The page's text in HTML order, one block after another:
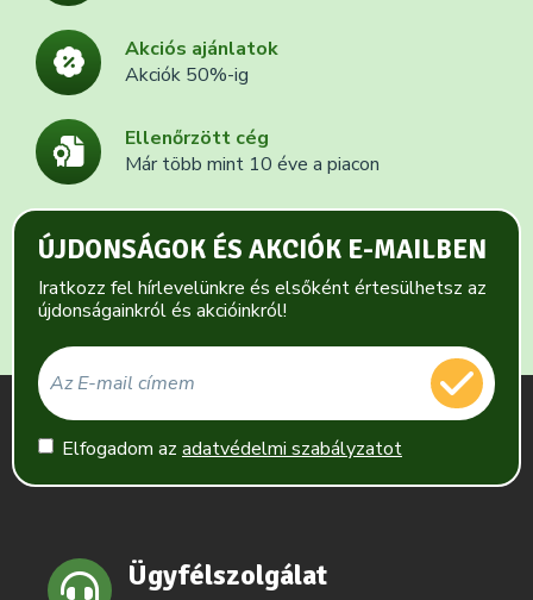
Akciós ajánlatok
Akciók 50%-ig
Ellenőrzött cég
Már több mint 10 éve a piacon
ÚJDONSÁGOK ÉS AKCIÓK E-MAILBEN
Iratkozz fel hírlevelünkre és elsőként értesülhetsz az
újdonságainkról és akcióinkról!
Elfogadom az adatvédelmi szabályzatot
Ügyfélszolgálat